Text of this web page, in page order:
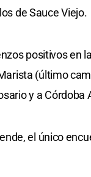
de Sauce Viejo.
positivos en
(último
y a
el único